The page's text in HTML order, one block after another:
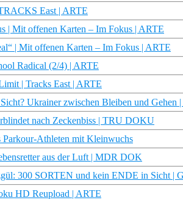
East | ARTE
| Mit offenen Karten – Im Fokus | ARTE
| Mit offenen Karten – Im Fokus | ARTE
Radical (2/4) | ARTE
| Tracks East | ARTE
Ukrainer zwischen Bleiben und Gehen
nach Zeckenbiss | TRU DOKU
Parkour-Athleten mit Kleinwuchs
aus der Luft | MDR DOK
300 SORTEN und kein ENDE in Sicht |
HD Reupload | ARTE